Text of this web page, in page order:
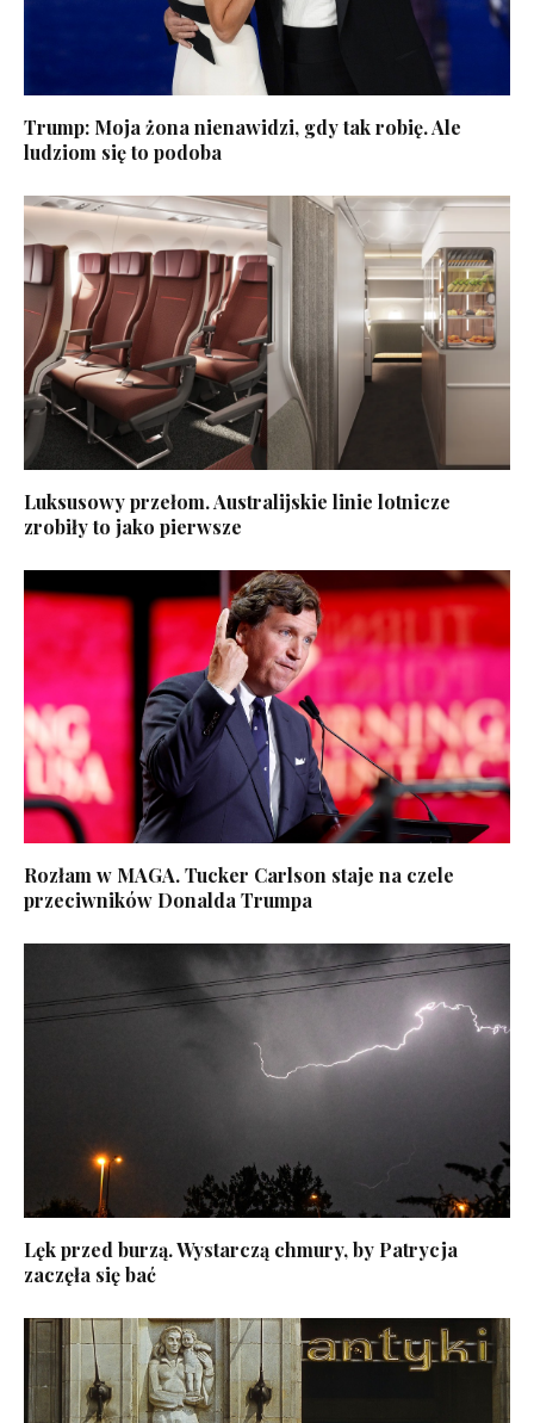
Trump: Moja żona nienawidzi, gdy tak robię. Ale
ludziom się to podoba
Luksusowy przełom. Australijskie linie lotnicze
zrobiły to jako pierwsze
Rozłam w MAGA. Tucker Carlson staje na czele
przeciwników Donalda Trumpa
Lęk przed burzą. Wystarczą chmury, by Patrycja
zaczęła się bać